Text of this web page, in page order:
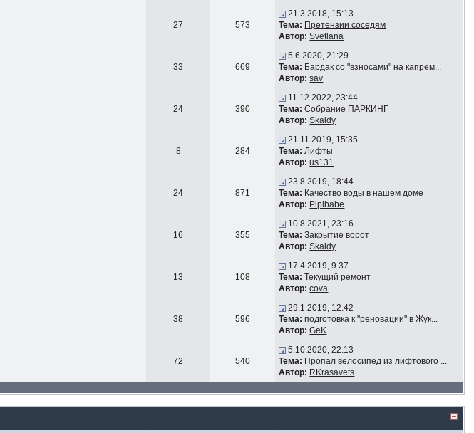
27 573
21.3.2018, 15:13
Тема: Претензии соседям
Автор: Svetlana
33 669
5.6.2020, 21:29
Тема: Бардак со "взносами" на капрем...
Автор: sav
24 390
11.12.2022, 23:44
Тема: Собрание ПАРКИНГ
Автор: Skaldy
8 284
21.11.2019, 15:35
Тема: Лифты
Автор: us131
24 871
23.8.2019, 18:44
Тема: Качество воды в нашем доме
Автор: Pipibabe
16 355
10.8.2021, 23:16
Тема: Закрытие ворот
Автор: Skaldy
13 108
17.4.2019, 9:37
Тема: Текущий ремонт
Автор: cova
38 596
29.1.2019, 12:42
Тема: подготовка к "реновации" в Жук...
Автор: GeK
72 540
5.10.2020, 22:13
Тема: Пропал велосипед из лифтового ...
Автор: RKrasavets